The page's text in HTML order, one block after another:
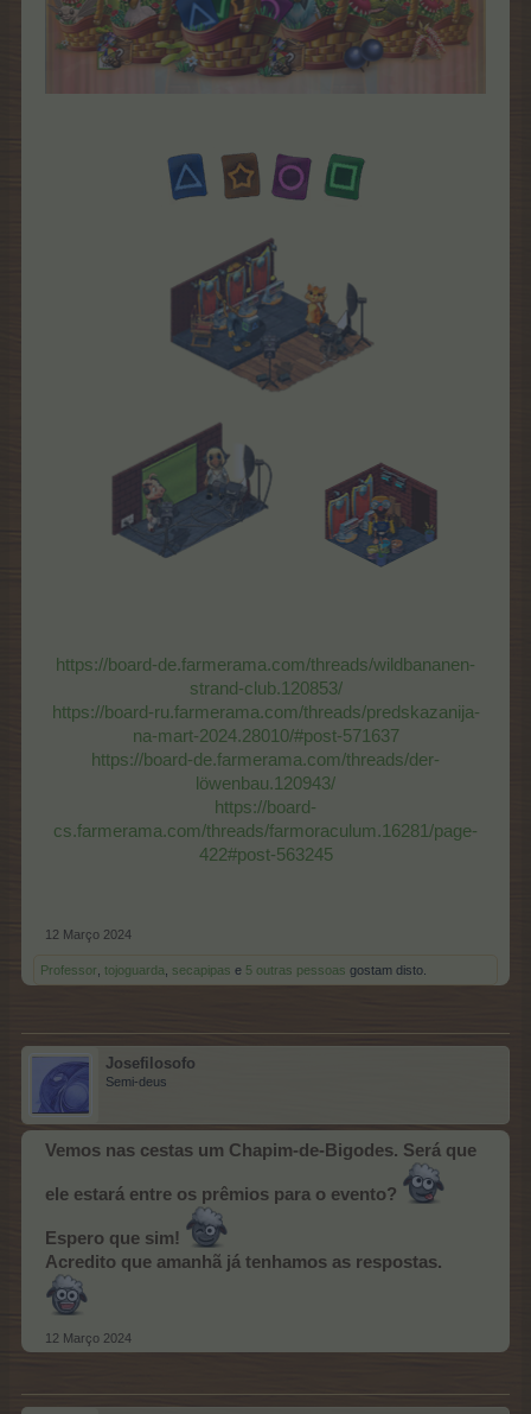
https://board-de.farmerama.com/threads/wildbananen-
strand-club.120853/
https://board-ru.farmerama.com/threads/predskazanija-
na-mart-2024.28010/#post-571637
https://board-de.farmerama.com/threads/der-
löwenbau.120943/
https://board-
cs.farmerama.com/threads/farmoraculum.16281/page-
422#post-563245
12 Março 2024
Professor tojoguarda secapipas e 5 outras pessoas gostam disto.
Josefilosofo
Semi-deus
Vemos nas cestas um Chapim-de-Bigodes. Será que
ele estará entre os prêmios para o evento?
Espero que sim!
Acredito que amanhã já tenhamos as respostas.
12 Março 2024